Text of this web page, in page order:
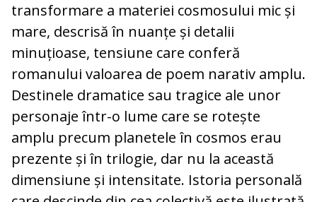
transformare a materiei cosmosului mic și
mare, descrisă în nuanțe și detalii
minuțioase, tensiune care conferă
romanului valoarea de poem narativ amplu.
Destinele dramatice sau tragice ale unor
personaje într-o lume care se rotește
amplu precum planetele în cosmos erau
prezente și în trilogie, dar nu la această
dimensiune și intensitate. Istoria personală